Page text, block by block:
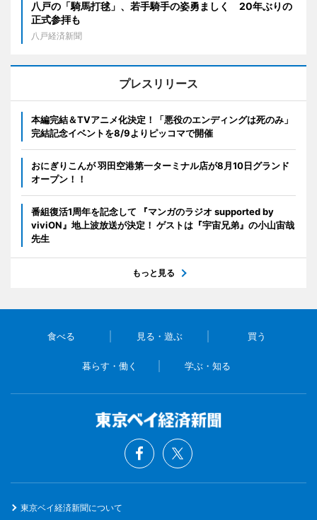
八戸の「騎馬打毬」、若手騎手の姿勇ましく 20年ぶりの
正式参拝も
八戸経済新聞
プレスリリース
本編完結＆TVアニメ化決定！「悪役のエンディングは死のみ」
完結記念イベントを8/9よりピッコマで開催
おにぎりこんが 羽田空港第一ターミナル店が8月10日グランド
オープン！！
番組復活1周年を記念して 『マンガのラジオ supported by
viviON』地上波放送が決定！ ゲストは『宇宙兄弟』の小山宙哉
先生
もっと見る
食べる 見る・遊ぶ 買う
暮らす・働く 学ぶ・知る
東京ベイ経済新聞について